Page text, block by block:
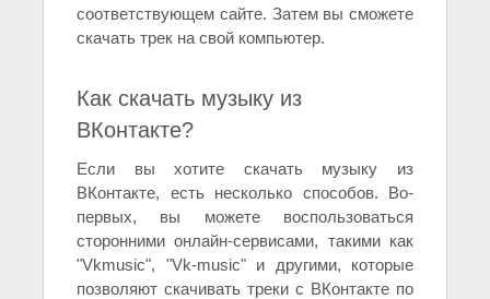
соответствующем сайте. Затем вы сможете
скачать трек на свой компьютер.
Как скачать музыку из
ВКонтакте?
Если вы хотите скачать музыку из
ВКонтакте, есть несколько способов. Во-
первых, вы можете воспользоваться
сторонними онлайн-сервисами, такими как
"Vkmusic", "Vk-music" и другими, которые
позволяют скачивать треки с ВКонтакте по